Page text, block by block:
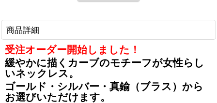
商品詳細
受注オーダー開始しました！
緩やかに描くカーブのモチーフが女性らし
いネックレス。
ゴールド・シルバー・真鍮（ブラス）から
お選びいただけます。